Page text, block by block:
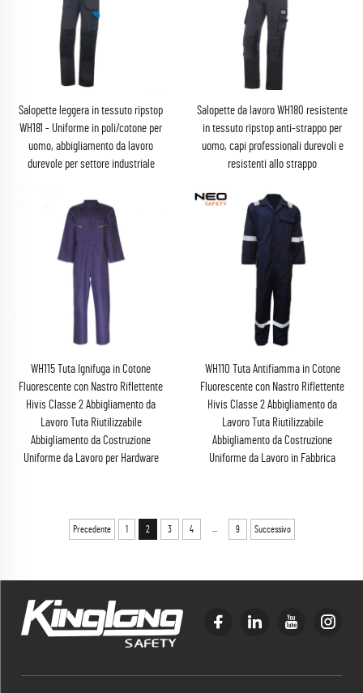
Salopette leggera in tessuto ripstop
WH181 - Uniforme in poli/cotone per
uomo, abbigliamento da lavoro
durevole per settore industriale
Salopette da lavoro WH180 resistente
in tessuto ripstop anti-strappo per
uomo, capi professionali durevoli e
resistenti allo strappo
WH115 Tuta Ignifuga in Cotone
Fluorescente con Nastro Riflettente
Hivis Classe 2 Abbigliamento da
Lavoro Tuta Riutilizzabile
Abbigliamento da Costruzione
Uniforme da Lavoro per Hardware
WH110 Tuta Antifiamma in Cotone
Fluorescente con Nastro Riflettente
Hivis Classe 2 Abbigliamento da
Lavoro Tuta Riutilizzabile
Abbigliamento da Costruzione
Uniforme da Lavoro in Fabbrica
Precedente 1 2 3 4 9 Successivo